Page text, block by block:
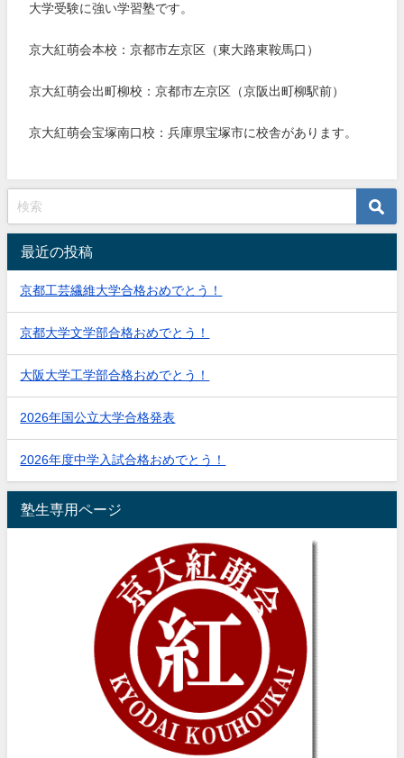
大学受験に強い学習塾です。
京大紅萌会本校：京都市左京区（東大路東鞍馬口）
京大紅萌会出町柳校：京都市左京区（京阪出町柳駅前）
京大紅萌会宝塚南口校：兵庫県宝塚市に校舎があります。
最近の投稿
京都工芸繊維大学合格おめでとう！
京都大学文学部合格おめでとう！
大阪大学工学部合格おめでとう！
2026年国公立大学合格発表
2026年度中学入試合格おめでとう！
塾生専用ページ